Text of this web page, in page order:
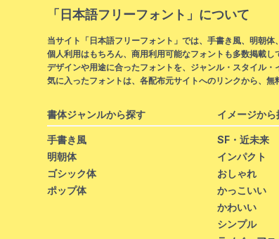
「日本語フリーフォント」について
当サイト「日本語フリーフォント」では、手書き風、明朝
個人利用はもちろん、商用利用可能なフォントも多数掲載し
デザインや用途に合ったフォントを、ジャンル・スタイル・
気に入ったフォントは、各配布元サイトへのリンクから、無
書体ジャンルから探す
手書き風
明朝体
ゴシック体
ポップ体
イメージから
SF・近未来
インパクト
おしゃれ
かっこいい
かわいい
シンプル